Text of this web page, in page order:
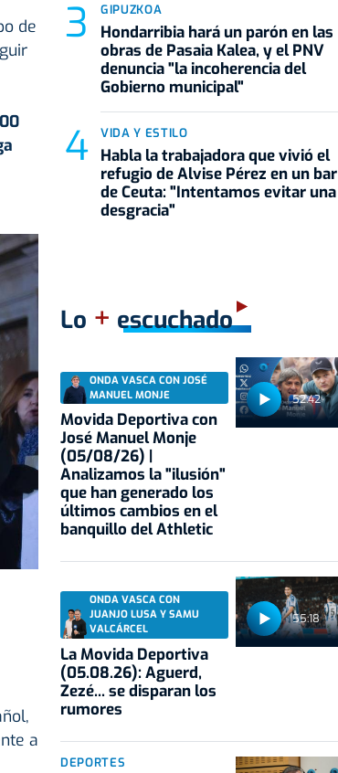
de
a
GIPUZKOA
Hondarribia hará un parón en las
obras de Pasaia Kalea, y el PNV
denuncia "la incoherencia del
Gobierno municipal"
VIDA Y ESTILO
Habla la trabajadora que vivió el
refugio de Alvise Pérez en un bar
de Ceuta: "Intentamos evitar una
desgracia"
Lo + escuchado
52:42
ONDA VASCA CON JOSÉ
MANUEL MONJE
Movida Deportiva con
José Manuel Monje
(05/08/26) |
Analizamos la "ilusión"
que han generado los
últimos cambios en el
banquillo del Athletic
55:18
ONDA VASCA CON
JUANJO LUSA Y SAMU
VALCÁRCEL
La Movida Deportiva
(05.08.26): Aguerd,
Zezé... se disparan los
rumores
DEPORTES